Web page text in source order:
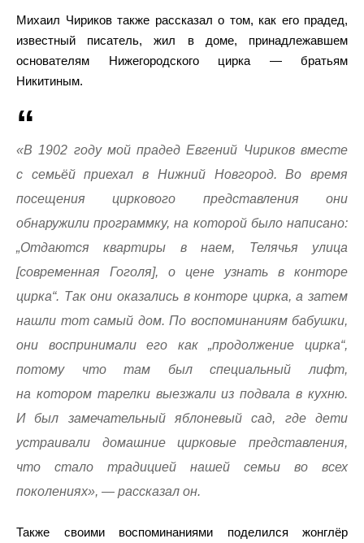
Михаил Чириков также рассказал о том, как его прадед,
известный писатель, жил в доме, принадлежавшем
основателям Нижегородского цирка — братьям
Никитиным.
«В 1902 году мой прадед Евгений Чириков вместе
с семьёй приехал в Нижний Новгород. Во время
посещения циркового представления они
обнаружили программку, на которой было написано:
„Отдаются квартиры в наем, Телячья улица
[современная Гоголя], о цене узнать в конторе
цирка“. Так они оказались в конторе цирка, а затем
нашли тот самый дом. По воспоминаниям бабушки,
они воспринимали его как „продолжение цирка“,
потому что там был специальный лифт,
на котором тарелки выезжали из подвала в кухню.
И был замечательный яблоневый сад, где дети
устраивали домашние цирковые представления,
что стало традицией нашей семьи во всех
поколениях», — рассказал он.
Также своими воспоминаниями поделился жонглёр